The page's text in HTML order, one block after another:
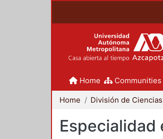
Home
Home
Especialidad